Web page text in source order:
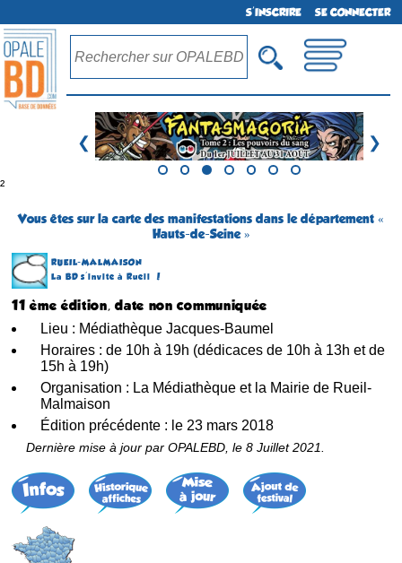
S'INSCRIRE SE CONNECTER
❮ ❯
²
Vous êtes sur la carte des manifestations dans le département «
Hauts-de-Seine »
RUEIL-MALMAISON
La BD s'invite à Rueil !
11 ème édition, date non communiquée
Lieu : Médiathèque Jacques-Baumel
Horaires : de 10h à 19h (dédicaces de 10h à 13h et de
15h à 19h)
Organisation : La Médiathèque et la Mairie de Rueil-
Malmaison
Édition précédente : le 23 mars 2018
Dernière mise à jour par OPALEBD, le 8 Juillet 2021.